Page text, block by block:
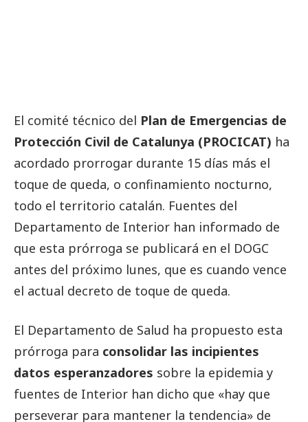
El comité técnico del Plan de Emergencias de
Protección Civil de Catalunya (PROCICAT) ha
acordado prorrogar durante 15 días más el
toque de queda, o confinamiento nocturno,
todo el territorio catalán. Fuentes del
Departamento de Interior han informado de
que esta prórroga se publicará en el DOGC
antes del próximo lunes, que es cuando vence
el actual decreto de toque de queda.
El Departamento de Salud ha propuesto esta
prórroga para consolidar las incipientes
datos esperanzadores sobre la epidemia y
fuentes de Interior han dicho que «hay que
perseverar para mantener la tendencia» de